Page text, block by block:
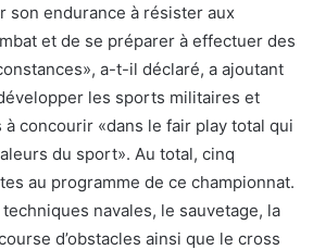
son endurance à résister aux
et de se préparer à effectuer des
a-t-il déclaré, a ajoutant
les sports militaires et
concourir «dans le fair play total qui
du sport». Au total, cinq
au programme de ce championnat.
navales, le sauvetage, la
d’obstacles ainsi que le cross